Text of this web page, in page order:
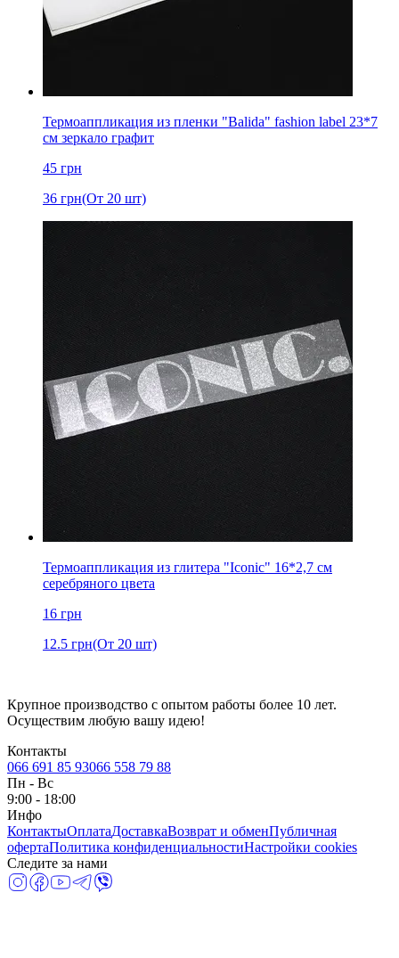
Термоаппликация из пленки "Balida" fashion label 23*7
см зеркало графит
45 грн
36 грн(От 20 шт)
Термоаппликация из глитера "Iconic" 16*2,7 см
серебряного цвета
16 грн
12.5 грн(От 20 шт)
Крупное производство с опытом работы более 10 лет.
Осуществим любую вашу идею!
Контакты
066 691 85 93066 558 79 88
Пн - Вс
9:00 - 18:00
Инфо
КонтактыОплатаДоставкаВозврат и обменПубличная
офертаПолитика конфиденциальностиНастройки cookies
Следите за нами